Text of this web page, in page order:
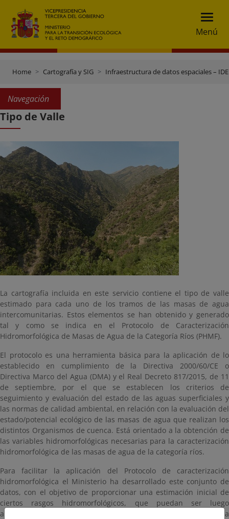
Menú
Home Cartografía y SIG Infraestructura de datos espaciales – IDE
Navegación
Tipo de Valle
La cartografía incluida en este servicio contiene el tipo de valle
estimado para cada uno de los tramos de las masas de agua
intercomunitarias. Estos elementos se han obtenido y generado
tal y como se indica en el Protocolo de Caracterización
Hidromorfológica de Masas de Agua de la Categoría Ríos (PHMF).
El protocolo es una herramienta básica para la aplicación de lo
establecido en cumplimiento de la Directiva 2000/60/CE o
Directiva Marco del Agua (DMA) y el Real Decreto 817/2015, de 11
de septiembre, por el que se establecen los criterios de
seguimiento y evaluación del estado de las aguas superficiales y
las normas de calidad ambiental, en relación con la evaluación del
estado/potencial ecológico de las masas de agua que realizan los
distintos Organismos de cuenca. Está orientado a la obtención de
las variables hidromorfológicas necesarias para la caracterización
hidromorfológica de las masas de agua de la categoría ríos.
Para facilitar la aplicación del Protocolo de caracterización
hidromorfológica el Ministerio ha desarrollado este conjunto de
datos, con el objetivo de proporcionar una estimación inicial de
ciertos rasgos hidromorfológicos, que puedan ser luego
analizados en más detalle al realizar el estudio concreto de cada